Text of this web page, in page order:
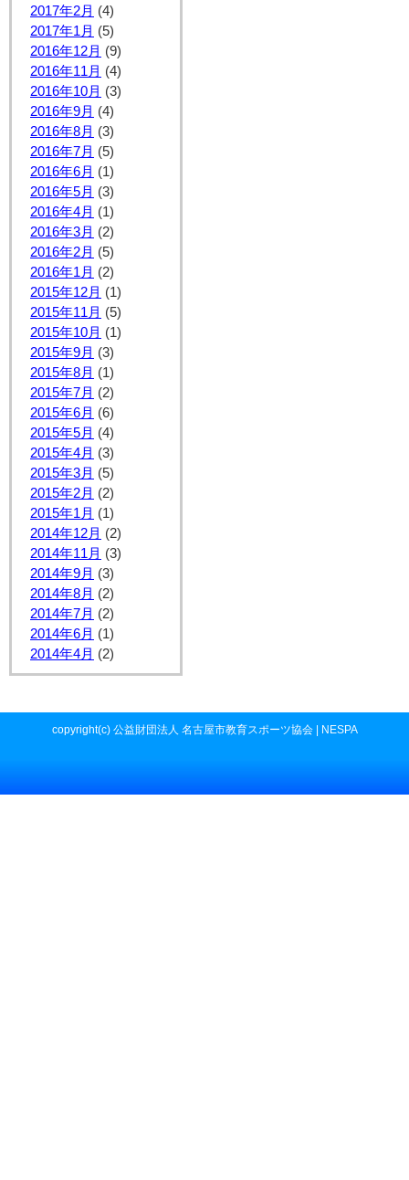
2017年2月 (4)
2017年1月 (5)
2016年12月 (9)
2016年11月 (4)
2016年10月 (3)
2016年9月 (4)
2016年8月 (3)
2016年7月 (5)
2016年6月 (1)
2016年5月 (3)
2016年4月 (1)
2016年3月 (2)
2016年2月 (5)
2016年1月 (2)
2015年12月 (1)
2015年11月 (5)
2015年10月 (1)
2015年9月 (3)
2015年8月 (1)
2015年7月 (2)
2015年6月 (6)
2015年5月 (4)
2015年4月 (3)
2015年3月 (5)
2015年2月 (2)
2015年1月 (1)
2014年12月 (2)
2014年11月 (3)
2014年9月 (3)
2014年8月 (2)
2014年7月 (2)
2014年6月 (1)
2014年4月 (2)
copyright(c) 公益財団法人 名古屋市教育スポーツ協会 | NESPA